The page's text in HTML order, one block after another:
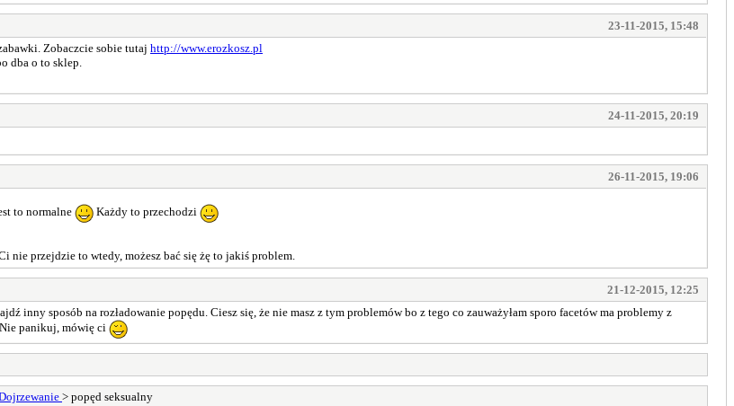
23-11-2015, 15:48
Zobaczcie sobie tutaj http://www.erozkosz.pl
dba o to sklep.
24-11-2015, 20:19
26-11-2015, 19:06
to normalne Każdy to przechodzi
nie przejdzie to wtedy, możesz bać się żę to jakiś problem.
21-12-2015, 12:25
inny sposób na rozładowanie popędu. Ciesz się, że nie masz z tym problemów bo z tego co zauważyłam sporo facetów ma problemy z
Nie panikuj, mówię ci
> popęd seksualny